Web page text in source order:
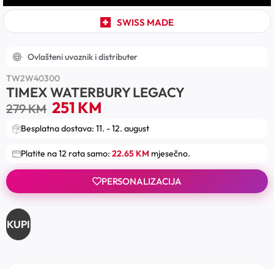
SWISS MADE
Ovlašteni uvoznik i distributer
TW2W40300
TIMEX WATERBURY LEGACY
279KM 251 KM
Besplatna dostava: 11. - 12. august
Platite na 12 rata samo: 22.65 KM mjesečno.
PERSONALIZACIJA
KUPI